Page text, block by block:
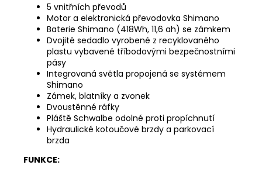
5 vnitřních převodů
Motor a elektronická převodovka Shimano
Baterie Shimano (418Wh, 11,6 ah) se zámkem
Dvojité sedadlo vyrobené z recyklovaného
plastu vybavené tříbodovými bezpečnostními
pásy
Integrovaná světla propojená se systémem
Shimano
Zámek, blatníky a zvonek
Dvoustěnné ráfky
Pláště Schwalbe odolné proti propíchnutí
Hydraulické kotoučové brzdy a parkovací
brzda
FUNKCE: